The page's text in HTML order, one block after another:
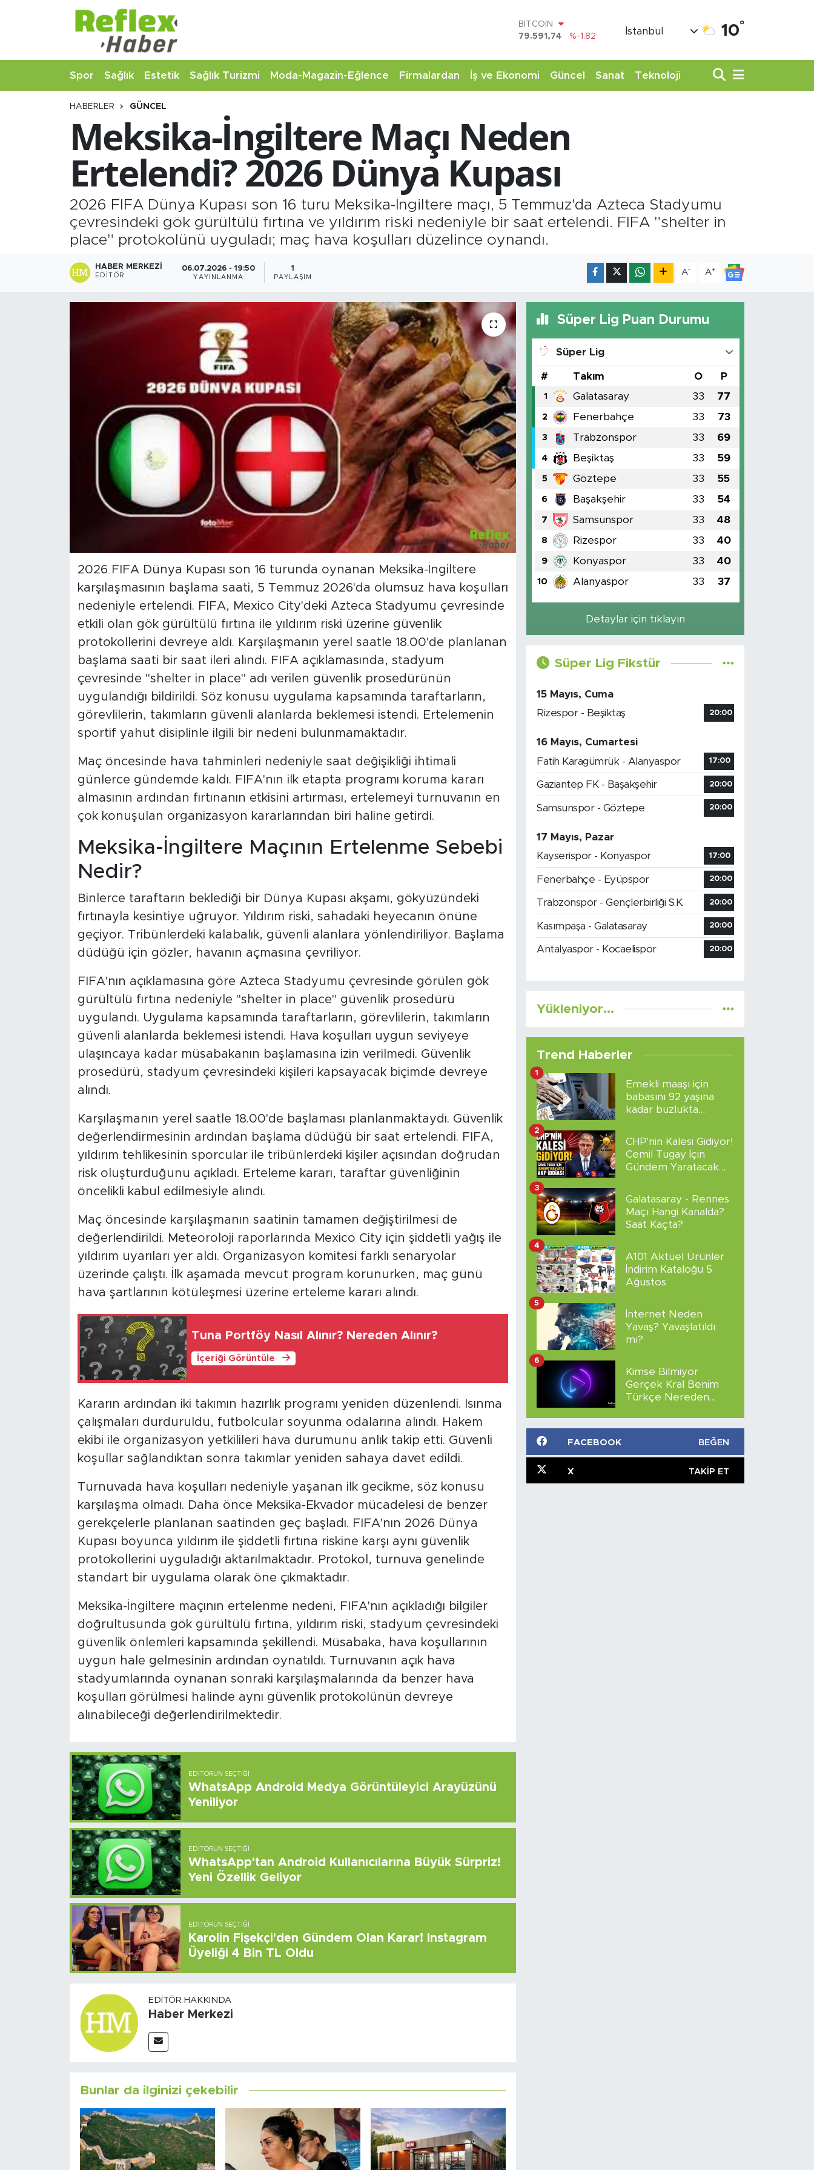
DOLAR
45,43620
%0.02
53,38690
%0.19
STERLİN
BİST100
14.598,00
BITCOIN
İstanbul 10°
Spor Sağlık Estetik Sağlık Turizmi Moda-Magazin-Eğlence Firmalardan İş ve Ekonomi Güncel Sanat Teknoloji
HABERLER GÜNCEL
Meksika-İngiltere Maçı Neden
Ertelendi? 2026 Dünya Kupası
2026 FIFA Dünya Kupası son 16 turu Meksika-İngiltere maçı, 5 Temmuz'da Azteca Stadyumu
çevresindeki gök gürültülü fırtına ve yıldırım riski nedeniyle bir saat ertelendi. FIFA "shelter in
place" protokolünü uyguladı; maç hava koşulları düzelince oynandı.
HABER MERKEZI
EDITÖR
06.07.2026 - 19:50
YAYINLANMA
1
PAYLAŞIM
A- A+
2026 FIFA Dünya Kupası son 16 turunda oynanan Meksika-İngiltere
karşılaşmasının başlama saati, 5 Temmuz 2026'da olumsuz hava koşulları
nedeniyle ertelendi. FIFA, Mexico City'deki Azteca Stadyumu çevresinde
etkili olan gök gürültülü fırtına ile yıldırım riski üzerine güvenlik
protokollerini devreye aldı. Karşılaşmanın yerel saatle 18.00'de planlanan
başlama saati bir saat ileri alındı. FIFA açıklamasında, stadyum
çevresinde "shelter in place" adı verilen güvenlik prosedürünün
uygulandığı bildirildi. Söz konusu uygulama kapsamında taraftarların,
görevlilerin, takımların güvenli alanlarda beklemesi istendi. Ertelemenin
sportif yahut disiplinle ilgili bir nedeni bulunmamaktadır.
Maç öncesinde hava tahminleri nedeniyle saat değişikliği ihtimali
günlerce gündemde kaldı. FIFA'nın ilk etapta programı koruma kararı
almasının ardından fırtınanın etkisini artırması, ertelemeyi turnuvanın en
çok konuşulan organizasyon kararlarından biri haline getirdi.
Meksika-İngiltere Maçının Ertelenme Sebebi
Nedir?
Binlerce taraftarın beklediği bir Dünya Kupası akşamı, gökyüzündeki
fırtınayla kesintiye uğruyor. Yıldırım riski, sahadaki heyecanın önüne
geçiyor. Tribünlerdeki kalabalık, güvenli alanlara yönlendiriliyor. Başlama
düdüğü için gözler, havanın açmasına çevriliyor.
FIFA'nın açıklamasına göre Azteca Stadyumu çevresinde görülen gök
gürültülü fırtına nedeniyle "shelter in place" güvenlik prosedürü
uygulandı. Uygulama kapsamında taraftarların, görevlilerin, takımların
güvenli alanlarda beklemesi istendi. Hava koşulları uygun seviyeye
ulaşıncaya kadar müsabakanın başlamasına izin verilmedi. Güvenlik
prosedürü, stadyum çevresindeki kişileri kapsayacak biçimde devreye
alındı.
Karşılaşmanın yerel saatle 18.00'de başlaması planlanmaktaydı. Güvenlik
değerlendirmesinin ardından başlama düdüğü bir saat ertelendi. FIFA,
yıldırım tehlikesinin sporcular ile tribünlerdeki kişiler açısından doğrudan
risk oluşturduğunu açıkladı. Erteleme kararı, taraftar güvenliğinin
öncelikli kabul edilmesiyle alındı.
Maç öncesinde karşılaşmanın saatinin tamamen değiştirilmesi de
değerlendirildi. Meteoroloji raporlarında Mexico City için şiddetli yağış ile
yıldırım uyarıları yer aldı. Organizasyon komitesi farklı senaryolar
üzerinde çalıştı. İlk aşamada mevcut program korunurken, maç günü
hava şartlarının kötüleşmesi üzerine erteleme kararı alındı.
Tuna Portföy Nasıl Alınır? Nereden Alınır?
İçeriği Görüntüle
Kararın ardından iki takımın hazırlık programı yeniden düzenlendi. Isınma
çalışmaları durduruldu, futbolcular soyunma odalarına alındı. Hakem
ekibi ile organizasyon yetkilileri hava durumunu anlık takip etti. Güvenli
koşullar sağlandıktan sonra takımlar yeniden sahaya davet edildi.
Turnuvada hava koşulları nedeniyle yaşanan ilk gecikme, söz konusu
karşılaşma olmadı. Daha önce Meksika-Ekvador mücadelesi de benzer
gerekçelerle planlanan saatinden geç başladı. FIFA'nın 2026 Dünya
Kupası boyunca yıldırım ile şiddetli fırtına riskine karşı aynı güvenlik
protokollerini uyguladığı aktarılmaktadır. Protokol, turnuva genelinde
standart bir uygulama olarak öne çıkmaktadır.
Meksika-İngiltere maçının ertelenme nedeni, FIFA'nın açıkladığı bilgiler
doğrultusunda gök gürültülü fırtına, yıldırım riski, stadyum çevresindeki
güvenlik önlemleri kapsamında şekillendi. Müsabaka, hava koşullarının
uygun hale gelmesinin ardından oynatıldı. Turnuvanın açık hava
stadyumlarında oynanan sonraki karşılaşmalarında da benzer hava
koşulları görülmesi halinde aynı güvenlik protokolünün devreye
alınabileceği değerlendirilmektedir.
EDITÖRÜN SEÇTIĞI
WhatsApp Android Medya Görüntüleyici Arayüzünü
Yeniliyor
EDITÖRÜN SEÇTIĞI
WhatsApp'tan Android Kullanıcılarına Büyük Sürpriz!
Yeni Özellik Geliyor
EDITÖRÜN SEÇTIĞI
Karolin Fişekçi'den Gündem Olan Karar! Instagram
Üyeliği 4 Bin TL Oldu
EDITÖR HAKKINDA
Haber Merkezi
Bunlar da ilginizi çekebilir
Süper Lig Puan Durumu
Süper Lig
# Takım O P
1 Galatasaray 33 77
2 Fenerbahçe 33 73
3 Trabzonspor 33 69
4 Beşiktaş 33 59
5 Göztepe 33 55
6 Başakşehir 33 54
7 Samsunspor 33 48
8 Rizespor 33 40
9 Konyaspor 33 40
10 Alanyaspor 33 37
Detaylar için tıklayın
Süper Lig Fikstür
15 Mayıs, Cuma
Rizespor - Beşiktaş
20:00
16 Mayıs, Cumartesi
Fatih Karagümrük - Alanyaspor
17:00
Gaziantep FK - Başakşehir 20:00
Samsunspor - Göztepe 20:00
17 Mayıs, Pazar
Kayserispor - Konyaspor
17:00
Fenerbahçe - Eyüpspor 20:00
Trabzonspor - Gençlerbirliği S.K. 20:00
Kasımpaşa - Galatasaray 20:00
Antalyaspor - Kocaelispor 20:00
Yükleniyor...
Trend Haberler
Emekli maaşı için
babasını 92 yaşına
kadar buzlukta
1
CHP'nin Kalesi Gidiyor!
Cemil Tugay İçin
Gündem Yaratacak
2
Galatasaray - Rennes
Maçı Hangi Kanalda?
Saat Kaçta?
3
A101 Aktüel Ürünler
İndirim Kataloğu 5
Ağustos
4
İnternet Neden
Yavaş? Yavaşlatıldı
mı?
5
Kimse Bilmiyor
Gerçek Kral Benim
Türkçe Nereden
6
FACEBOOK BEĞEN
X TAKIP ET
Estetik
Firmalardan
İş ve Ekonomi
Moda-Magazin-Eğlence
Sağlık Turizmi
Nöbetçi Eczaneler
Hava Durumu
Namaz Vakitleri
Trafik Durumu
Şampiyonlar Ligi Puan Durumu ve Fikstür
Tüm Manşetler
Son Dakika Haberleri
Haber Arşivi